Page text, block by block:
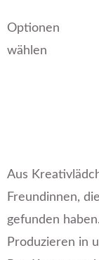
Optionen
wählen
Aus
Freundinnen,
gefunden
Produzieren in